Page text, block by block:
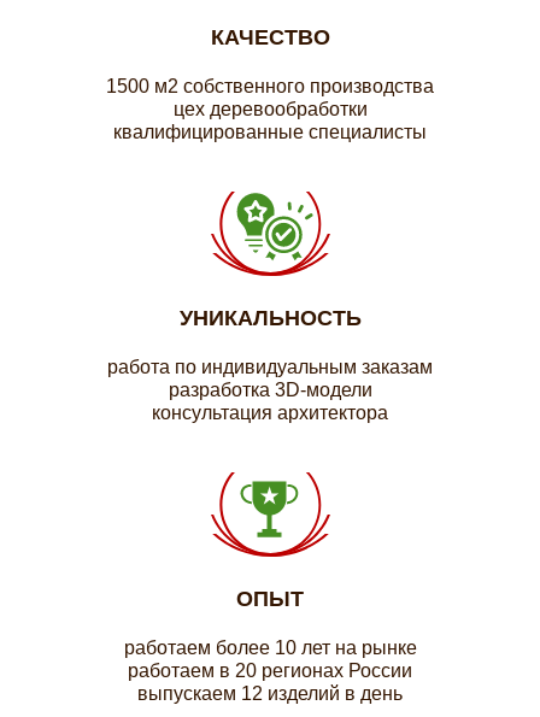
КАЧЕСТВО
1500 м2 собственного производства
цех деревообработки
квалифицированные специалисты
УНИКАЛЬНОСТЬ
работа по индивидуальным заказам
разработка 3D-модели
консультация архитектора
ОПЫТ
работаем более 10 лет на рынке
работаем в 20 регионах России
выпускаем 12 изделий в день